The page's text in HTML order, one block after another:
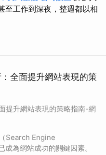
至工作到深夜，整週都以相
全面提升網站表現的策
提升網站表現的策略指南-網
Search Engine
為網站成功的關鍵因素。